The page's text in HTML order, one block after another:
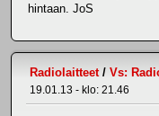
hintaan. JoS
Radiolaitteet/ Vs:
19.01.13 - klo: 21.46